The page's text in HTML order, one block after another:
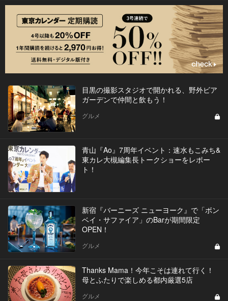
目黒の撮影スタジオで開かれる、野外ビア
ガーデンで仲間と飲もう！
グルメ
青山『Ao』7周年イベント：速水もこみち&
東カレ大槻編集長トークショーをレポー
ト！
新宿『バーニーズ ニューヨーク』で「ボン
ベイ・サファイア」のBarが期間限定
OPEN！
グルメ
Thanks Mama！今年こそは連れて行く！
母とふたりで楽しめる都内厳選5店
グルメ